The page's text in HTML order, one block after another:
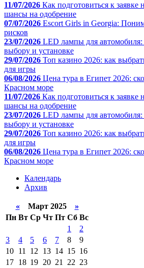
11/07/2026 Как подготовиться к заявке
шансы на одобрение
07/07/2026 Escort Girls in Georgia:
рисков
23/07/2026 LED лампы для
выбору и установке
29/07/2026 Топ казино 2026: как
для игры
06/08/2026 Цена тура в Египет 2026:
Красном море
11/07/2026 Как подготовиться к заявке
шансы на одобрение
23/07/2026 LED лампы для
выбору и установке
29/07/2026 Топ казино 2026: как
для игры
06/08/2026 Цена тура в Египет 2026:
Красном море
Календарь
Архив
«Март 2025 »
Пн Вт Ср Чт Пт Сб Вс
1
2
3
4 5 6 7 8
9
10 11 12 13 14 15 16
17 18 19 20 21 22 23